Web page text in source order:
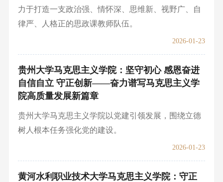
力于打造一支政治强、情怀深、思维新、视野广、自
律严、人格正的思政课教师队伍。
2026-01-23
贵州大学马克思主义学院：坚守初心 感恩奋进
自信自立 守正创新——奋力谱写马克思主义学
院高质量发展新篇章
贵州大学马克思主义学院以党建引领发展，围绕立德
树人根本任务强化党的建设。
2026-01-23
黄河水利职业技术大学马克思主义学院：守正